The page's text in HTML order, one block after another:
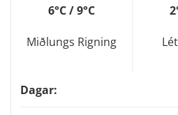
6°C / 9°C
Miðlungs Rigning
Dagar: